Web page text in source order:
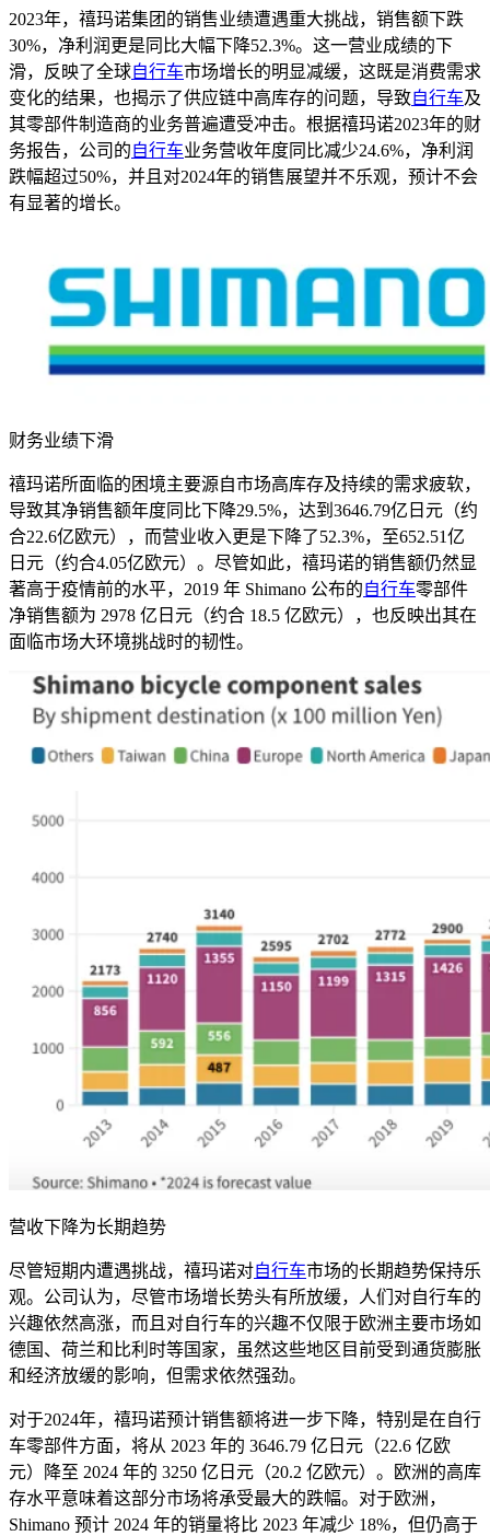
2023年，禧玛诺集团的销售业绩遭遇重大挑战，销售额下跌
30%，净利润更是同比大幅下降52.3%。这一营业成绩的下
滑，反映了全球自行车市场增长的明显减缓，这既是消费需求
变化的结果，也揭示了供应链中高库存的问题，导致自行车及
其零部件制造商的业务普遍遭受冲击。根据禧玛诺2023年的财
务报告，公司的自行车业务营收年度同比减少24.6%，净利润
跌幅超过50%，并且对2024年的销售展望并不乐观，预计不会
有显著的增长。
财务业绩下滑
禧玛诺所面临的困境主要源自市场高库存及持续的需求疲软，
导致其净销售额年度同比下降29.5%，达到 3646.79亿日元（约
合22.6亿欧元），而营业收入更是下降了52.3%，至652.51亿
日元（约合4.05亿欧元）。尽管如此，禧玛诺的销售额仍然显
著高于疫情前的水平， 2019 年 Shimano 公布的自行车零部件
净销售额为 2978 亿日元（约合 18.5 亿欧元），也反映出其在
面临市场大环境挑战时的韧性。
营收下降为长期趋势
尽管短期内遭遇挑战，禧玛诺对自行车市场的长期趋势保持乐
观。公司认为，尽管市场增长势头有所放缓，人们对自行车的
兴趣依然高涨，而且对自行车的兴趣不仅限于欧洲主要市场如
德国、荷兰和比利时等国家，虽然这些地区目前受到通货膨胀
和经济放缓的影响，但需求依然强劲。
对于2024年，禧玛诺预计销售额将进一步下降，特别是在自行
车零部件方面，将从 2023 年的 3646.79 亿日元（22.6 亿欧
元）降至 2024 年的 3250 亿日元（20.2 亿欧元）。欧洲的高库
存水平意味着这部分市场将承受最大的跌幅。对于欧洲，
Shimano 预计 2024 年的销量将比 2023 年减少 18%，但仍高于